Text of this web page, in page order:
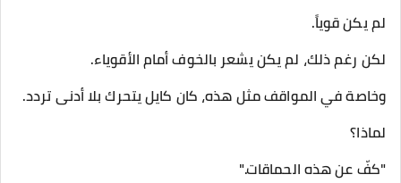
لم يكن قوياً.
لكن رغم ذلك، لم يكن يشعر بالخوف أمام الأقوياء.
وخاصة في المواقف مثل هذه، كان كايل يتحرك بلا أدنى تردد.
لماذا؟
"كفّ عن هذه الحماقات."